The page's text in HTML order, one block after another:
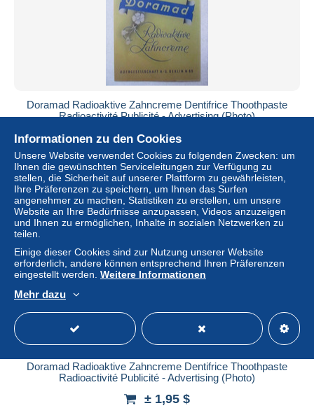
Doramad Radioaktive Zahncreme Dentifrice Thoothpaste
Radioactivité Publicité - Advertising (Photo)
± 1,95 $
Status Privatperson
Doramad Radioaktive Zahncreme Dentifrice Thoothpaste
Radioactivité Publicité - Advertising (Photo)
± 1,95 $
Informationen zu den Cookies
Unsere Website verwendet Cookies zu folgenden Zwecken: um
Ihnen die gewünschten Serviceleitungen zur Verfügung zu
stellen, die Sicherheit auf unserer Plattform zu gewährleisten,
Ihre Präferenzen zu speichern, um Ihnen das Surfen
angenehmer zu machen, Statistiken zu erstellen, um unsere
Website an Ihre Bedürfnisse anzupassen, Videos anzuzeigen
und Ihnen zu ermöglichen, Inhalte in sozialen Netzwerken zu
teilen.
Einige dieser Cookies sind zur Nutzung unserer Website
erforderlich, andere können entsprechend Ihren Präferenzen
eingestellt werden. Weitere Informationen
Mehr dazu